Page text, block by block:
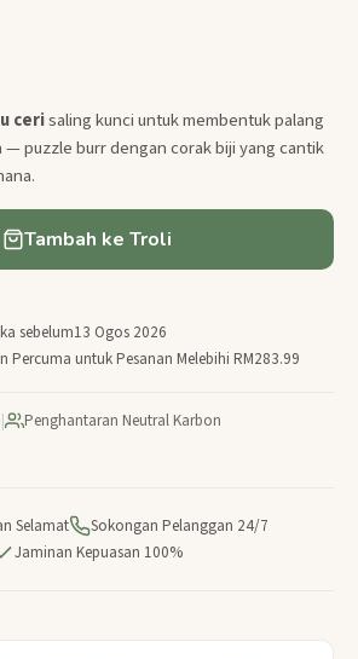
cerisaling kunci untuk membentuk palang
— puzzle burr dengan corak biji yang cantik
Tambah ke Troli
sebelum13 Ogos 2026
Percuma untuk Pesanan Melebihi RM283.99
| Penghantaran Neutral Karbon
Selamat
Sokongan Pelanggan 24/7
Jaminan Kepuasan 100%